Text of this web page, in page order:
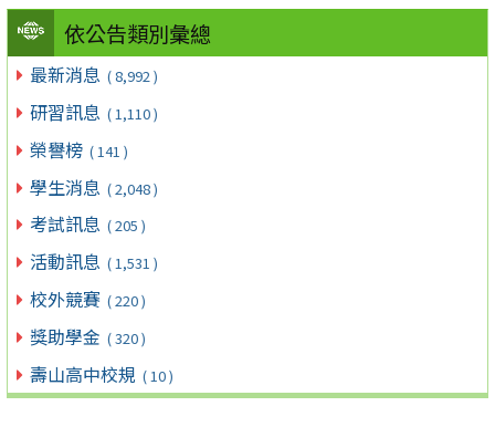
依公告類別彙總
最新消息 ( 8,992 )
研習訊息 ( 1,110 )
榮譽榜 ( 141 )
學生消息 ( 2,048 )
考試訊息 ( 205 )
活動訊息 ( 1,531 )
校外競賽 ( 220 )
獎助學金 ( 320 )
壽山高中校規 ( 10 )